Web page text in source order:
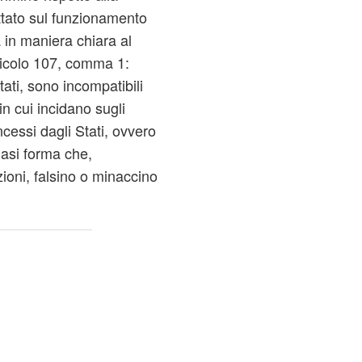
sul funzionamento
maniera chiara al
107, comma 1:
sono incompatibili
cui incidano sugli
dagli Stati, ovvero
forma che,
falsino o minaccino